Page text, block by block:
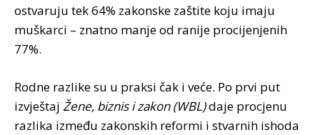
ostvaruju tek 64% zakonske zaštite koju imaju
muškarci – znatno manje od ranije procijenjenih
77%.
Rodne razlike su u praksi čak i veće. Po prvi put
izvještaj Žene, biznis i zakon (WBL)daje procjenu
razlika između zakonskih reformi i stvarnih ishoda